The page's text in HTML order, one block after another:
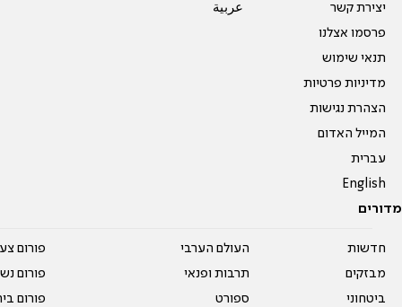
יצירת קשר
פרסמו אצלנו
תנאי שימוש
מדיניות פרטיות
הצהרת נגישות
המייל האדום
עברית
English
عربية
מדורים
חדשות
מבזקים
ביטחוני
העולם הערבי
תרבות ופנאי
ספורט
פורום
פורום
פורום